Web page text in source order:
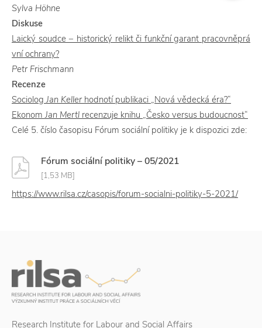
Sylva Höhne
Diskuse
Laický soudce − historický relikt či funkční garant pracovněprá
vní ochrany?
Petr Frischmann
Recenze
SociologJan Kellerhodnotí publikaci „Nová vědecká éra?“
EkonomJan Mertl recenzuje knihu „Česko versus budoucnost“
Celé 5. číslo časopisu Fórum sociální politiky je k dispozici zde:
Fórum sociální politiky – 05/2021
[1,53 MB]
https://www.rilsa.cz/casopis/forum-socialni-politiky-5-2021/
Research Institute for Labour and Social Affairs